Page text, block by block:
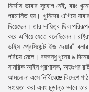
নির্দোষ ভাবার সুযোগ নেই, বরং
প্রমানিত হয়। খুনিদের এগিয়ে
দিয়েছেন। তার দায়িত্ব ছিল
করে এগিয়ে যেতে বলেছিলেন।
ভাইস প্রেসিডেন্ট ইজ দেয়ার”
পরিচয় মেলে। বঙ্গবন্ধু খুনের ৯
সামরিক আইন প্রশাসক, অতঃপর
আমলে না এসে নির্বিঘেœ বিদেশে
সহায়তা করা এবং চুড়ান্ত ভাবে